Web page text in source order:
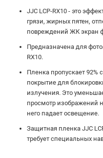
JJC LCP-RX10 - это
грязи, жирных пятен,
повреждений ЖК экран
Предназначена для
RX10 .
Пленка пропускает 92%
покрытие для
излучения. Это
просмотр изображений
него падает освещение.
Защитная пленка JJC
требует специальных